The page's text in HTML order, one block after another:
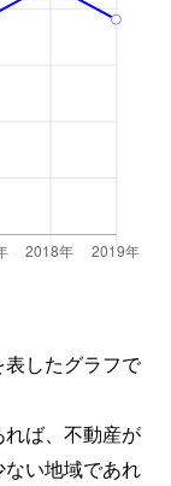
したグラフで
ば、不動産が
い地域であれ